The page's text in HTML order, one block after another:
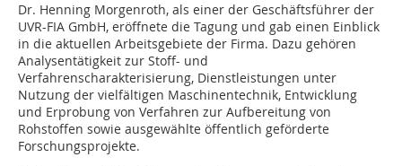
Dr. Henning Morgenroth, als einer der Geschäftsführer der
UVR-FIA GmbH, eröffnete die Tagung und gab einen Einblick
in die aktuellen Arbeitsgebiete der Firma. Dazu gehören
Analysentätigkeit zur Stoff- und
Verfahrenscharakterisierung, Dienstleistungen unter
Nutzung der vielfältigen Maschinentechnik, Entwicklung
und Erprobung von Verfahren zur Aufbereitung von
Rohstoffen sowie ausgewählte öffentlich geförderte
Forschungsprojekte.